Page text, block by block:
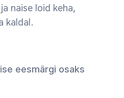
naise loid keha,
kaldal.
eesmärgi osaks